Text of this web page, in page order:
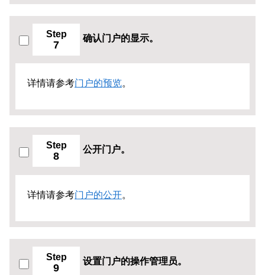
Step
7
确认门户的显示。
详情请参考门户的预览。
Step
8
公开门户。
详情请参考门户的公开。
Step
9
设置门户的操作管理员。